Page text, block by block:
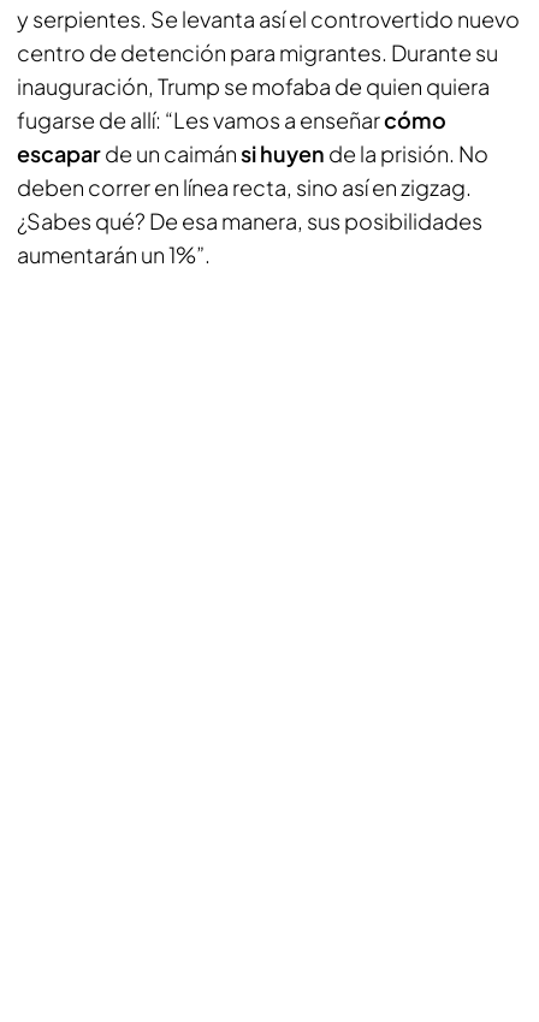
y serpientes. Se levanta así el controvertido nuevo
centro de detención para migrantes. Durante su
inauguración, Trump se mofaba de quien quiera
fugarse de allí: “Les vamos a enseñarcómo
escaparde un caimánsi huyen de la prisión. No
deben correr en línea recta, sino así en zigzag.
¿Sabes qué? De esa manera, sus posibilidades
aumentarán un 1%”.